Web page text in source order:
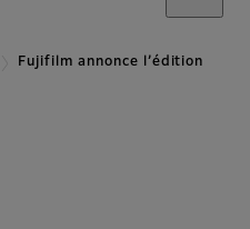
Fujifilm annonce l’édition